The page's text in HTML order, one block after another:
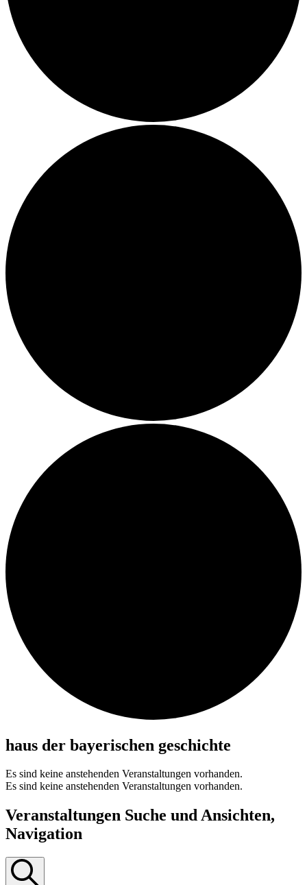
haus der bayerischen geschichte
Es sind keine anstehenden Veranstaltungen vorhanden.
Es sind keine anstehenden Veranstaltungen vorhanden.
Veranstaltungen Suche und Ansichten,
Navigation